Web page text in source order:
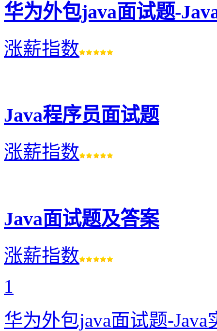
华为外包java面试题-
涨薪指数
Java程序员面试题
涨薪指数
Java面试题及答案
涨薪指数
1
华为外包java面试题-